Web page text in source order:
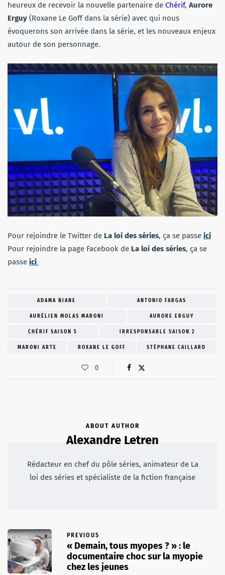
heureux de recevoir la nouvelle partenaire de Chérif, Aurore
Erguy (Roxane Le Goff dans la série) avec qui nous
évoquerons son arrivée dans la série, et les nouveaux enjeux
autour de son personnage.
Pour rejoindre le Twitter de La loi des séries, ça se passe ici
Pour rejoindre la page Facebook de La loi des séries, ça se
passe ici
ADAMA NIANE ANTONIO FARGAS
AURÉLIEN MOLAS MARONI AURORE ERGUY
CHÉRIF SAISON 5 IRRESPONSABLE SAISON 2
MARONI ARTE ROXANE LE GOFF STÉPHANE CAILLARD
0
ABOUT AUTHOR
Alexandre Letren
Rédacteur en chef du pôle séries, animateur de La
loi des séries et spécialiste de la fiction française
PREVIOUS
« Demain, tous myopes ? » : le
documentaire choc sur la myopie
chez les jeunes